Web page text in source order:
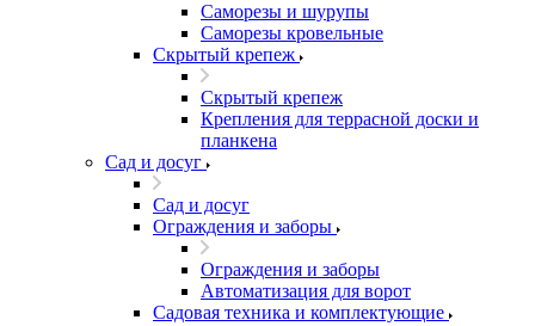
Саморезы и шурупы
Саморезы кровельные
Скрытый крепеж
Скрытый крепеж
Крепления для террасной доски и
планкена
Сад и досуг
Сад и досуг
Ограждения и заборы
Ограждения и заборы
Автоматизация для ворот
Садовая техника и комплектующие